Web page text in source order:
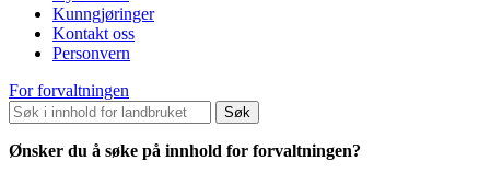
Kunngjøringer
Kontakt oss
Personvern
For forvaltningen
Søk
Ønsker du å søke på innhold for forvaltningen?